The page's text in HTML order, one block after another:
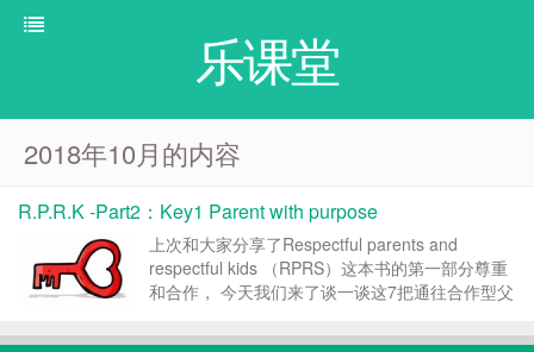
乐课堂
2018年10月的内容
R.P.R.K -Part2：Key1 Parent with purpose
上次和大家分享了Respectful parents and
respectful kids （RPRS）这本书的第一部分尊重
和合作， 今天我们来了谈一谈这7把通往合作型父
标的父母 ...